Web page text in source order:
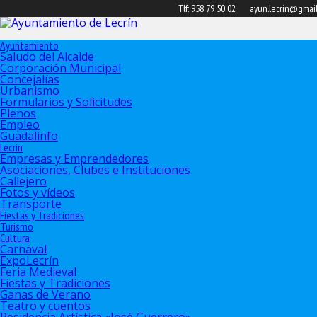
Tlf: 958 79 50 02
Ayuntamiento
Saludo del Alcalde
Corporación Municipal
Concejalías
Urbanismo
Formularios y Solicitudes
Plenos
Empleo
Guadalinfo
Lecrín
Empresas y Emprendedores
Asociaciones, Clubes e Instituciones
Callejero
Fotos y vídeos
Transporte
Fiestas y Tradiciones
Turismo
Cultura
Carnaval
ExpoLecrín
Feria Medieval
Fiestas y Tradiciones
Ganas de Verano
Teatro y cuentos